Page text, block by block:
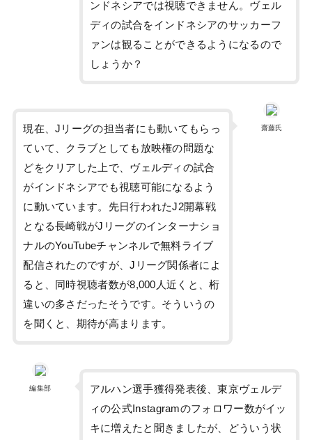
ンドネシアでは視聴できません。ヴェル
ディの試合をインドネシアのサッカーフ
ァンは観ることができるようになるので
しょうか？
齋藤氏
現在、Jリーグの担当者にも動いてもらっ
ていて、クラブとしても放映権の問題な
どをクリアした上で、ヴェルディの試合
がインドネシアでも視聴可能になるよう
に動いています。先日行われたJ2開幕戦
となる長崎戦がJリーグのインターナショ
ナルのYouTubeチャンネルで無料ライブ
配信されたのですが、Jリーグ関係者によ
ると、同時視聴者数が8,000人近くと、桁
違いの多さだったそうです。そういうの
を聞くと、期待が高まります。
編集部
アルハン選手獲得発表後、東京ヴェルデ
ィの公式Instagramのフォロワー数がイッ
キに増えたと聞きましたが、どういう状